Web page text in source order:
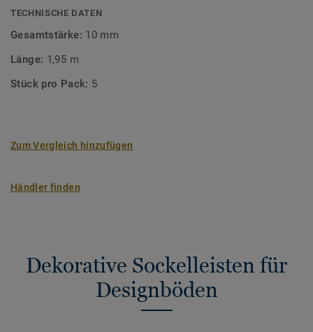
TECHNISCHE DATEN
Gesamtstärke: 10 mm
Länge: 1,95 m
Stück pro Pack: 5
Zum Vergleich hinzufügen
Händler finden
Dekorative Sockelleisten für
Designböden